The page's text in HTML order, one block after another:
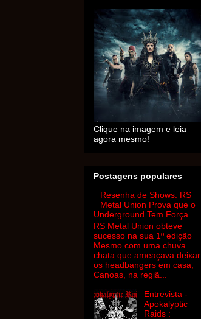
Clique na imagem e leia
agora mesmo!
Postagens populares
Resenha de Shows: RS
Metal Union Prova que o
Underground Tem Força
RS Metal Union obteve
sucesso na sua 1º edição
Mesmo com uma chuva
chata que ameaçava deixar
os headbangers em casa,
Canoas, na regiã...
Entrevista -
Apokalyptic
Raids :